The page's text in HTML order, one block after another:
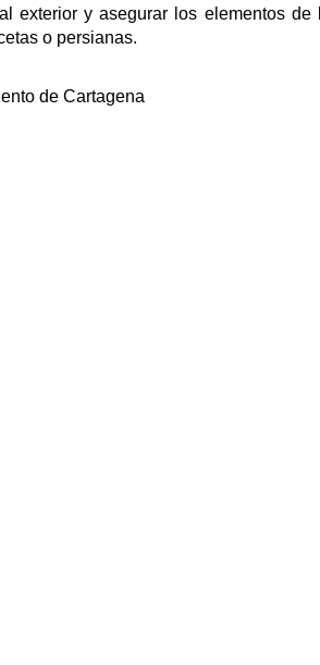
exterior y asegurar los elementos de
o persianas.
de Cartagena